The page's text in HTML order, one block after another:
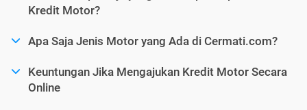
Kredit Motor?
Apa Saja Jenis Motor yang Ada di Cermati.com?
Keuntungan Jika Mengajukan Kredit Motor Secara
Online